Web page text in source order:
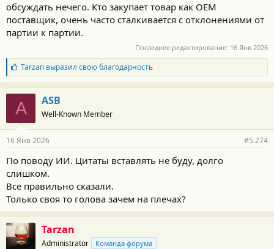
обсуждать нечего. Кто закупает товар как OEM
поставщик, очень часто сталкивается с отклонениями от
партии к партии.
Последнее редактирование: 16 Янв 2026
Б
л
а
г
о
а
н
с
т
и
Tarzanвыразил свою благодарность
A ASB
Well-Known Member
16 Янв 2026 #5.274
По поводу ИИ. Цитаты вставлять не буду, долго
слишком.
Все правильно сказали.
Только своя то голова зачем на плечах?
Tarzan
Administrator Команда форума